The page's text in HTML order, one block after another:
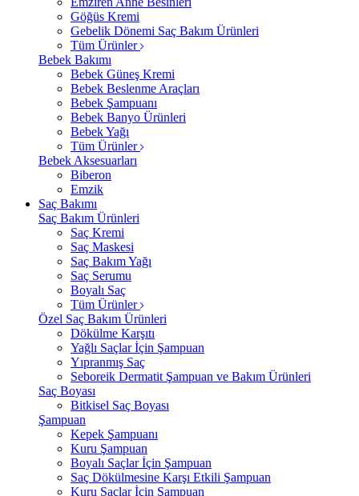
Göğüs Kremi
Gebelik Dönemi Saç Bakım Ürünleri
Tüm Ürünler
Bebek Bakımı
Bebek Güneş Kremi
Bebek Beslenme Araçları
Bebek Şampuanı
Bebek Banyo Ürünleri
Bebek Yağı
Tüm Ürünler
Bebek Aksesuarları
Biberon
Emzik
Saç Bakımı
Saç Bakım Ürünleri
Saç Kremi
Saç Maskesi
Saç Bakım Yağı
Saç Serumu
Boyalı Saç
Tüm Ürünler
Özel Saç Bakım Ürünleri
Dökülme Karşıtı
Yağlı Saçlar İçin Şampuan
Yıpranmış Saç
Seboreik Dermatit Şampuan ve Bakım Ürünleri
Saç Boyası
Bitkisel Saç Boyası
Şampuan
Kepek Şampuanı
Kuru Şampuan
Boyalı Saçlar İçin Şampuan
Saç Dökülmesine Karşı Etkili Şampuan
Kuru Saçlar İçin Şampuan